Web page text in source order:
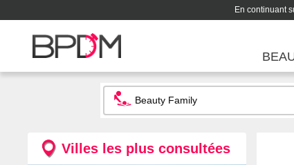
En continuant
Villes les plus consultées